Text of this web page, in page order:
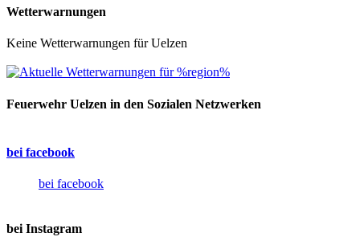
Wetterwarnungen
Keine Wetterwarnungen für Uelzen
Feuerwehr Uelzen in den Sozialen Netzwerken
bei facebook
bei facebook
bei Instagram